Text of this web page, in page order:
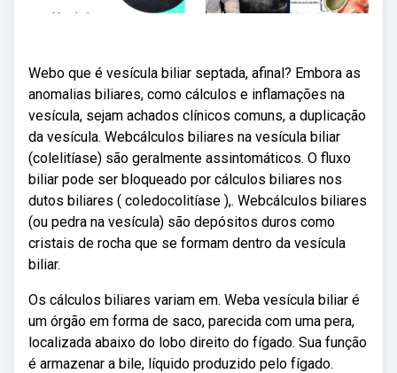
Webo que é vesícula biliar septada, afinal? Embora as
anomalias biliares, como cálculos e inflamações na
vesícula, sejam achados clínicos comuns, a duplicação
da vesícula. Webcálculos biliares na vesícula biliar
(colelitíase) são geralmente assintomáticos. O fluxo
biliar pode ser bloqueado por cálculos biliares nos
dutos biliares ( coledocolitíase ),. Webcálculos biliares
(ou pedra na vesícula) são depósitos duros como
cristais de rocha que se formam dentro da vesícula
biliar.
Os cálculos biliares variam em. Weba vesícula biliar é
um órgão em forma de saco, parecida com uma pera,
localizada abaixo do lobo direito do fígado. Sua função
é armazenar a bile, líquido produzido pelo fígado.